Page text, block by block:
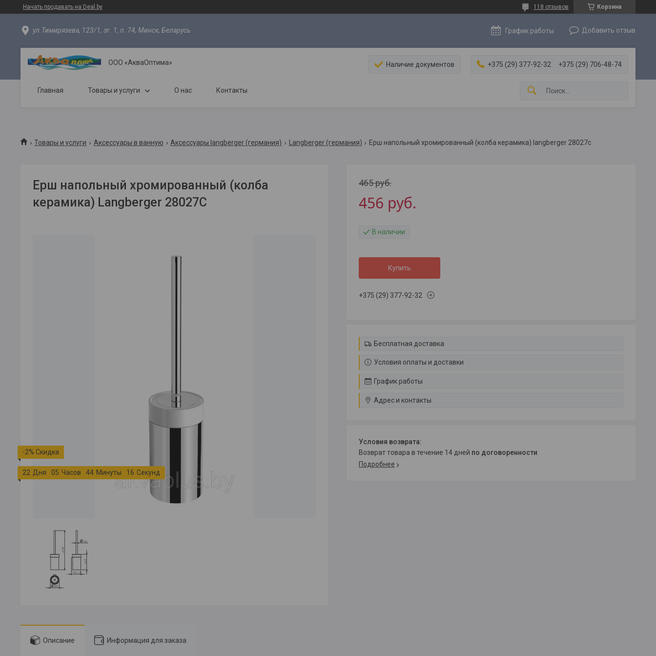
Начать продавать на Deal.by Корзина
118 отзывов
ул.Тимирязева, 123/1, эт. 1, п. 74, Минск, Беларусь График работы Добавить отзыв
ООО «АкваОптима» Наличие документов +375 (29) 377-92-32 +375 (29) 706-48-74
Главная Товары и услуги О нас Контакты
Товары и услуги Аксессуары в ванную Аксессуары langberger (германия) Langberger (германия) Ерш напольный хромированный (колба керамика) langberger 28027с
Ерш напольный хромированный (колба
керамика) Langberger 28027С
-2%
22 Дня 05 Часов 44 Минуты 1 6 Секунд
465руб.
456 руб.
В наличии
Купить
+375 (29) 377-92-32
Бесплатная доставка
Условия оплаты и доставки
График работы
Адрес и контакты
возврат товара в течение 14 дней по договоренности
Подробнее
Описание Информация для заказа